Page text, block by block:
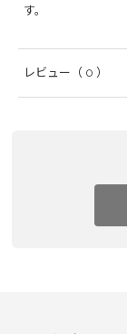
す。
レビュー （ 0 ）